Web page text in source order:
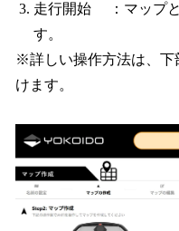
走行開始 ：マップと
す。
※詳しい操作方法は、下
けます。